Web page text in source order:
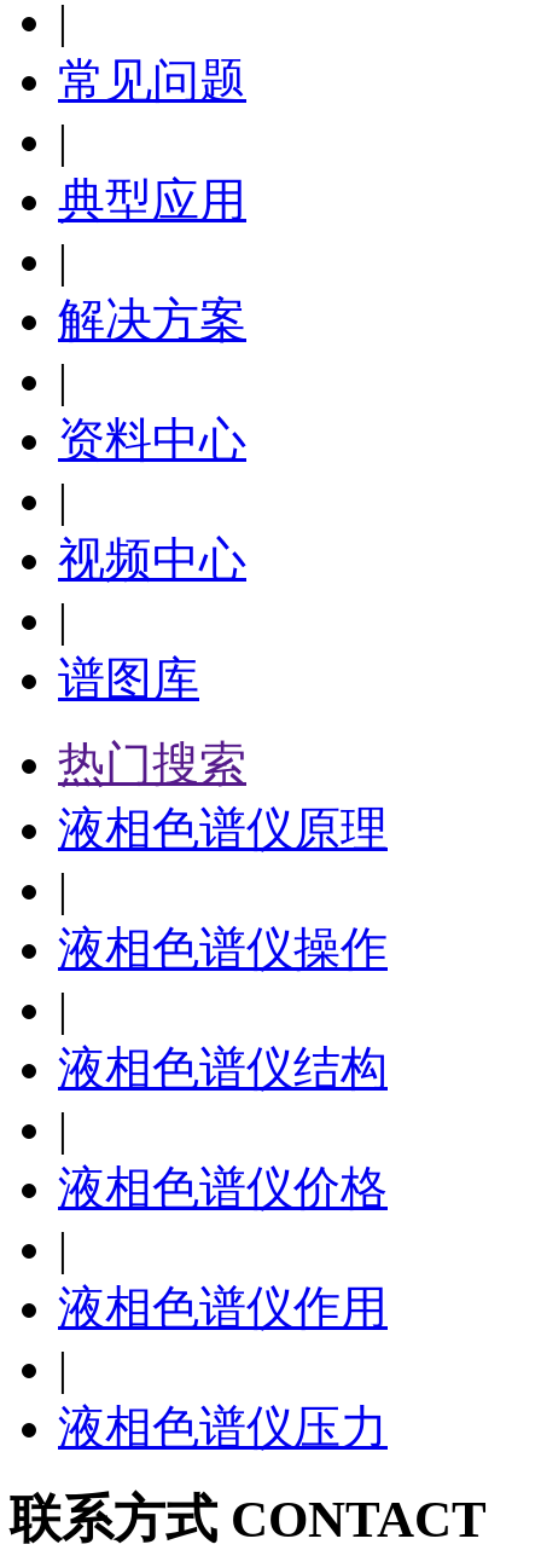
|
常见问题
|
典型应用
|
解决方案
|
资料中心
|
视频中心
|
谱图库
热门搜索
液相色谱仪原理
|
液相色谱仪操作
|
液相色谱仪结构
|
液相色谱仪价格
|
液相色谱仪作用
|
液相色谱仪压力
联系方式 CONTACT